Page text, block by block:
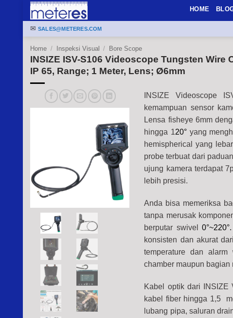
Skip
content
HOME
✉ SALES@METERES.COM
Home / Inspeksi Visual / Bore Scope
INSIZE ISV-S106 Videoscope Tungsten Wire
IP 65, Range; 1 Meter, Lens; Ø6mm
INSIZE Videoscope
kemampuan sensor
Lensa fisheye 6mm
hingga 120° yang
hemispherical yang
probe terbuat dari
ujung kamera terdapat
lebih presisi.
Anda bisa memeriksa
tanpa merusak
berputar swivel 0°~220°.
konsisten dan akurat
temperature dan alarm
chamber maupun
Kabel optik dari INSIZE
kabel fiber hingga 1,5
lubang pipa, saluran